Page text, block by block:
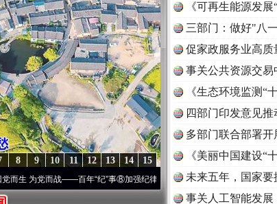
15
14
13
12
11
10
9
8
——百年“纪”事⑧加强纪律..·[视频]牢记初心使命 奋进复兴征程丨“转折之
《可再生能源发
三部门：做好"八
促家政服务业高质
事关公共资源交
《生态环境监测“
读
四部门印发意见
多部门联合部署开
《美丽中国建设“
未来五年，国家
事关人工智能发